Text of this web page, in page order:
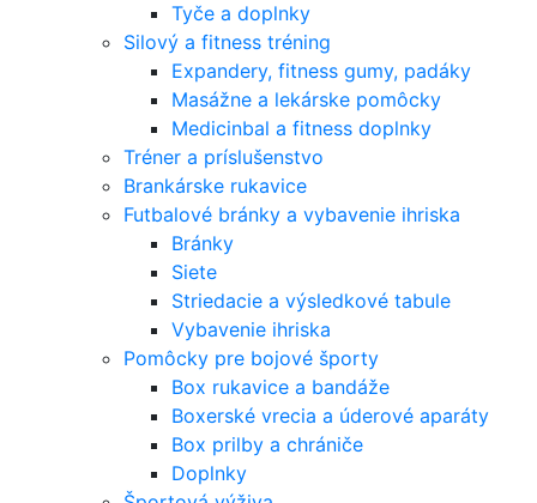
Tyče a doplnky
Silový a fitness tréning
Expandery, fitness gumy, padáky
Masážne a lekárske pomôcky
Medicinbal a fitness doplnky
Tréner a príslušenstvo
Brankárske rukavice
Futbalové bránky a vybavenie ihriska
Bránky
Siete
Striedacie a výsledkové tabule
Vybavenie ihriska
Pomôcky pre bojové športy
Box rukavice a bandáže
Boxerské vrecia a úderové aparáty
Box prilby a chrániče
Doplnky